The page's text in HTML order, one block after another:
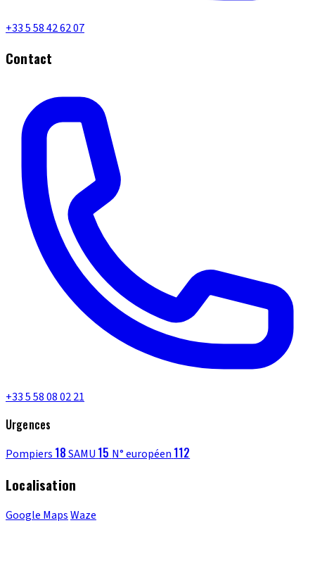
+33 5 58 42 62 07
Contact
+33 5 58 08 02 21
Urgences
Pompiers 18SAMU 15 N° européen 112
Localisation
Google MapsWaze